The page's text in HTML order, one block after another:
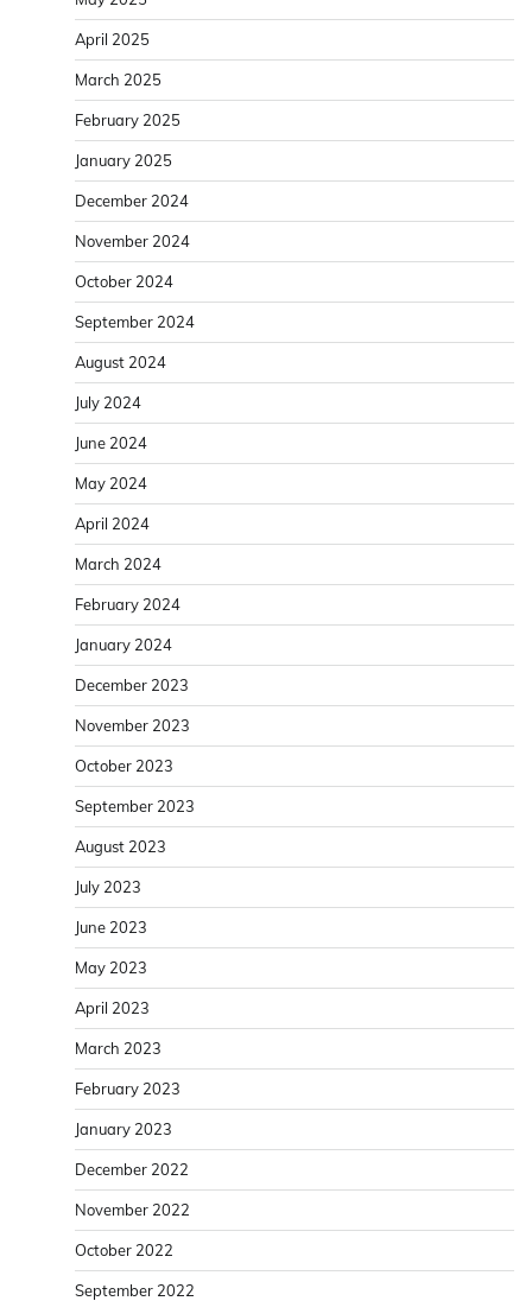
April 2025
March 2025
February 2025
January 2025
December 2024
November 2024
October 2024
September 2024
August 2024
July 2024
June 2024
May 2024
April 2024
March 2024
February 2024
January 2024
December 2023
November 2023
October 2023
September 2023
August 2023
July 2023
June 2023
May 2023
April 2023
March 2023
February 2023
January 2023
December 2022
November 2022
October 2022
September 2022